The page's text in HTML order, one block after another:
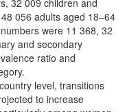
056 adults aged 18–64
were 11 368, 32
and secondary
ratio and
level, transitions
to increase